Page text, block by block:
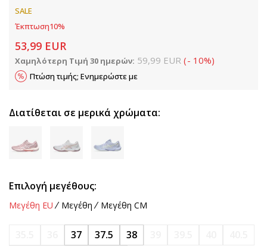
SALE
Έκπτωση10%
53,99 EUR
Χαμηλότερη Τιμή 30 ημερών: 59,99 EUR (- 10%)
Πτώση τιμής; Ενημερώστε με
Διατίθεται σε μερικά χρώματα:
Επιλογή μεγέθους:
Μεγέθη EU Μεγέθη Μεγέθη CM
37 37.5 38